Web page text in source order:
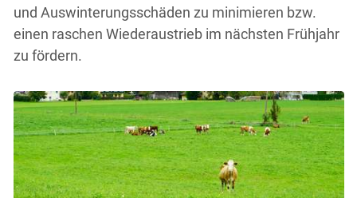
und Auswinterungsschäden zu minimieren bzw.
einen raschen Wiederaustrieb im nächsten Frühjahr
zu fördern.